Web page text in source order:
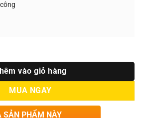
vào giỏ hàng
MUA NGAY
PHẨM NÀY